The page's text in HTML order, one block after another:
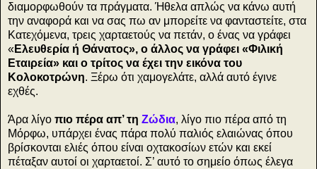
διαμορφωθούν τα πράγματα. Ήθελα απλώς να κάνω αυτή
την αναφορά και να σας πω αν μπορείτε να φανταστείτε, στα
Κατεχόμενα, τρεις χαρταετούς να πετάν, ο ένας να γράφει
«Ελευθερία ή Θάνατος», ο άλλος να γράφει «Φιλική
Εταιρεία» και ο τρίτος να έχει την εικόνα του
Κολοκοτρώνη. Ξέρω ότι χαμογελάτε, αλλά αυτό έγινε
εχθές.
Άρα λίγο πιο πέρα απ’ τη Ζώδια, λίγο πιο πέρα από τη
Μόρφω, υπάρχει ένας πάρα πολύ παλιός ελαιώνας όπου
βρίσκονται ελιές όπου είναι οχτακοσίων ετών και εκεί
πέταξαν αυτοί οι χαρταετοί. Σ’ αυτό το σημείο όπως έλεγα